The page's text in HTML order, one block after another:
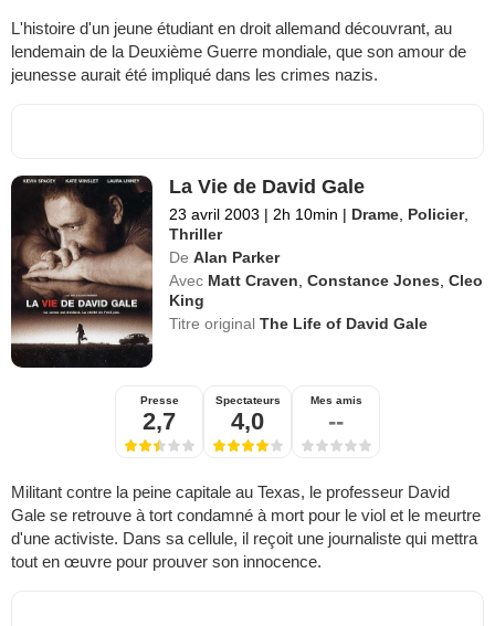
L'histoire d'un jeune étudiant en droit allemand découvrant, au
lendemain de la Deuxième Guerre mondiale, que son amour de
jeunesse aurait été impliqué dans les crimes nazis.
La Vie de David Gale
23 avril 2003 | 2h 10min | Drame Policier,
Thriller
De Alan Parker
Avec Matt Craven ,Constance Jones ,Cleo
King
Titre originalThe Life of David Gale
Presse
2,7
Spectateurs
4,0
Mes amis
--
Militant contre la peine capitale au Texas, le professeur David
Gale se retrouve à tort condamné à mort pour le viol et le meurtre
d'une activiste. Dans sa cellule, il reçoit une journaliste qui mettra
tout en œuvre pour prouver son innocence.